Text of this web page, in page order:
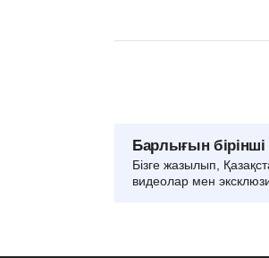
Барлығын
Бізге жазылып,
видеолар мен